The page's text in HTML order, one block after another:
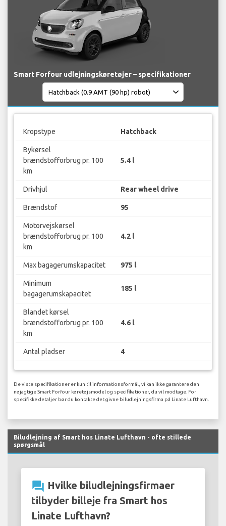
Smart Forfour udlejningskøretøjer – specifikationer
Kropstype Hatchback
Bykørsel
brændstofforbrug pr. 100
km
5.4 l
Drivhjul Rear wheel drive
Brændstof 95
Motorvejskørsel
brændstofforbrug pr. 100
km
4.2 l
Max bagagerumskapacitet 975 l
Minimum
bagagerumskapacitet
185 l
Blandet kørsel
brændstofforbrug pr. 100
km
4.6 l
Antal pladser 4
De viste specifikationer er kun til informationsformål, vi kan ikke garantere den
nøjagtige Smart Forfour køretøjsmodel og specifikationer, du vil modtage. For
specifikke detaljer bør du kontakte det givne biludlejningsfirma på Linate Lufthavn.
Biludlejning af Smart hos Linate Lufthavn - ofte stillede
spørgsmål
question_answer Hvilke biludlejningsfirmaer
tilbyder billeje fra Smart hos
Linate Lufthavn?